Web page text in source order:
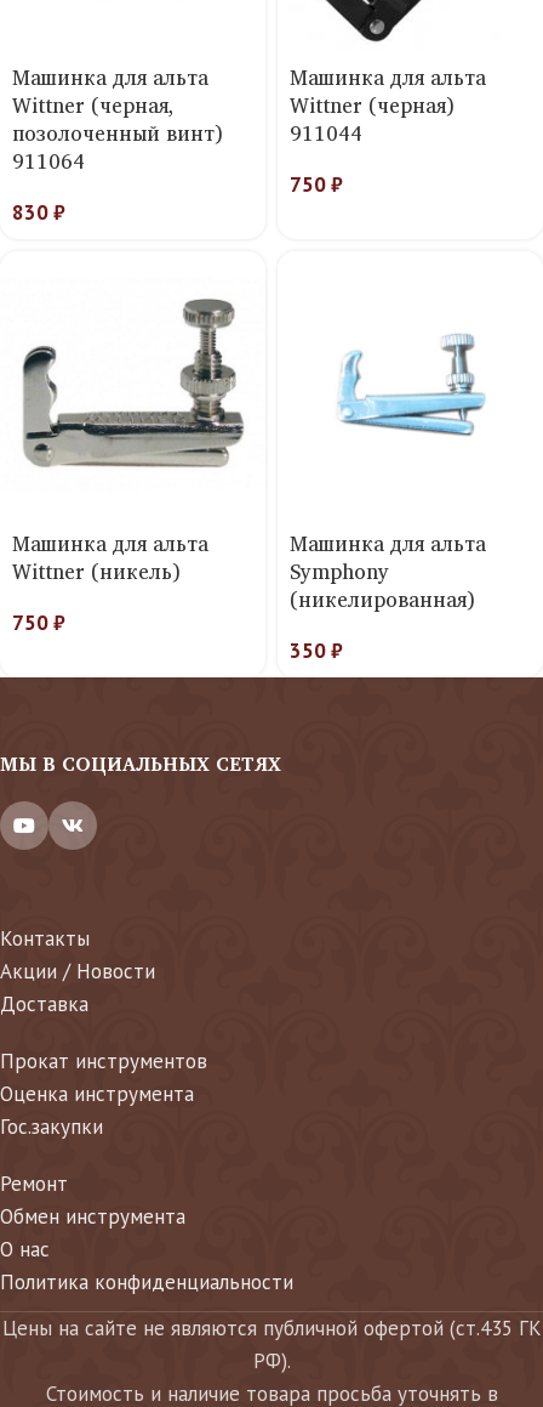
Машинка для альта
Wittner (черная,
позолоченный винт)
911064
830₽
Машинка для альта
Wittner (черная)
911044
750₽
Машинка для альта
Wittner (никель)
750₽
Машинка для альта
Symphony
(никелированная)
350₽
МЫ В СОЦИАЛЬНЫХ СЕТЯХ
Контакты
Акции / Новости
Доставка
Прокат инструментов
Оценка инструмента
Гос.закупки
Ремонт
Обмен инструмента
О нас
Политика конфиденциальности
Цены на сайте не являются публичной офертой (ст.435 ГК
РФ).
Стоимость и наличие товара просьба уточнять в